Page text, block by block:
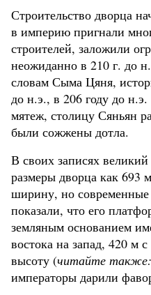
Строительство дворца
в империю пригнали
строителей, заложили
неожиданно в 210 г. до
словам Сыма Цяня,
до н.э., в 206 году до
мятеж, столицу Сяньян
были сожжены дотла.
В своих записях
размеры дворца как 693
ширину, но современные
показали, что его
земляным основанием
востока на запад, 420 м
высоту (читайте также:
императоры дарили